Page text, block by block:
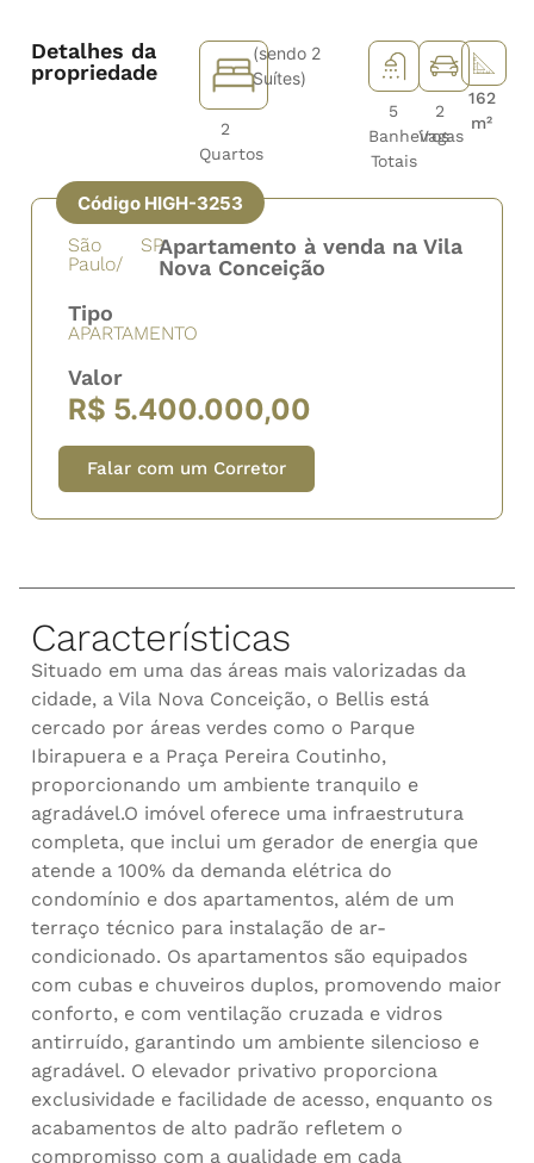
Detalhes da
propriedade
2
Quartos
(sendo 2
Suítes)
5
Banheiros
Totais
2
Vagas
162
m²
Código HIGH-3253
São
Paulo/
SPApartamento à venda na Vila
Nova Conceição
Tipo
APARTAMENTO
Valor
R$ 5.400.000,00
Falar com um Corretor
Características
Situado em uma das áreas mais valorizadas da
cidade, a Vila Nova Conceição, o Bellis está
cercado por áreas verdes como o Parque
Ibirapuera e a Praça Pereira Coutinho,
proporcionando um ambiente tranquilo e
agradável.O imóvel oferece uma infraestrutura
completa, que inclui um gerador de energia que
atende a 100% da demanda elétrica do
condomínio e dos apartamentos, além de um
terraço técnico para instalação de ar-
condicionado. Os apartamentos são equipados
com cubas e chuveiros duplos, promovendo maior
conforto, e com ventilação cruzada e vidros
antirruído, garantindo um ambiente silencioso e
agradável. O elevador privativo proporciona
exclusividade e facilidade de acesso, enquanto os
acabamentos de alto padrão refletem o
compromisso com a qualidade em cada